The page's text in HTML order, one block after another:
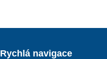
Rychlá navigace